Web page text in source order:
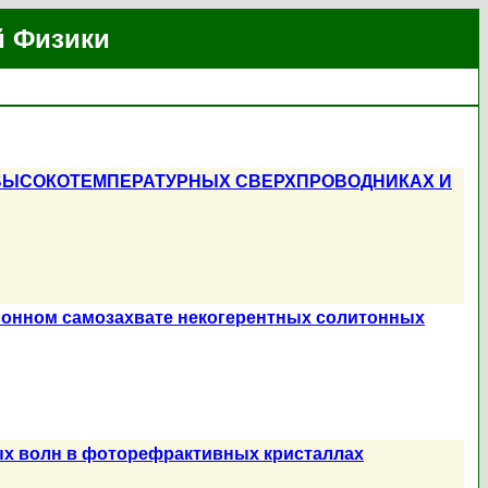
Физики
СВЕРХПРОВОДНИКАХ И
самозахвате некогерентных солитонных
волн в фоторефрактивных кристаллах